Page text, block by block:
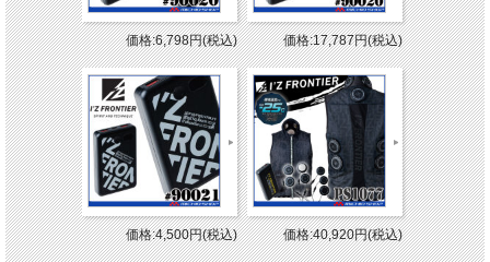
価格:6,798円(税込) 価格:17,787円(税込)
価格:4,500円(税込) 価格:40,920円(税込)